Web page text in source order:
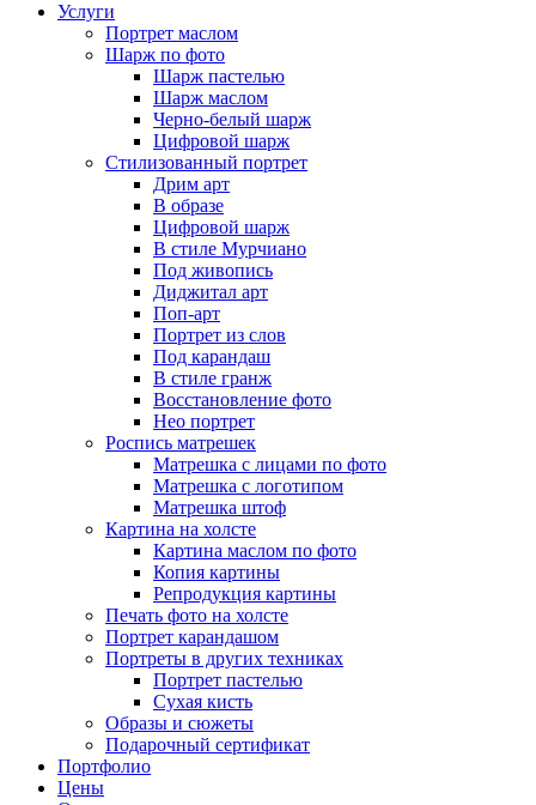
Услуги
Портрет маслом
Шарж по фото
Шарж пастелью
Шарж маслом
Черно-белый шарж
Цифровой шарж
Стилизованный портрет
Дрим арт
В образе
Цифровой шарж
В стиле Мурчиано
Под живопись
Диджитал арт
Поп-арт
Портрет из слов
Под карандаш
В стиле гранж
Восстановление фото
Нео портрет
Роспись матрешек
Матрешка с лицами по фото
Матрешка с логотипом
Матрешка штоф
Картина на холсте
Картина маслом по фото
Копия картины
Репродукция картины
Печать фото на холсте
Портрет карандашом
Портреты в других техниках
Портрет пастелью
Сухая кисть
Образы и сюжеты
Подарочный сертификат
Портфолио
Цены